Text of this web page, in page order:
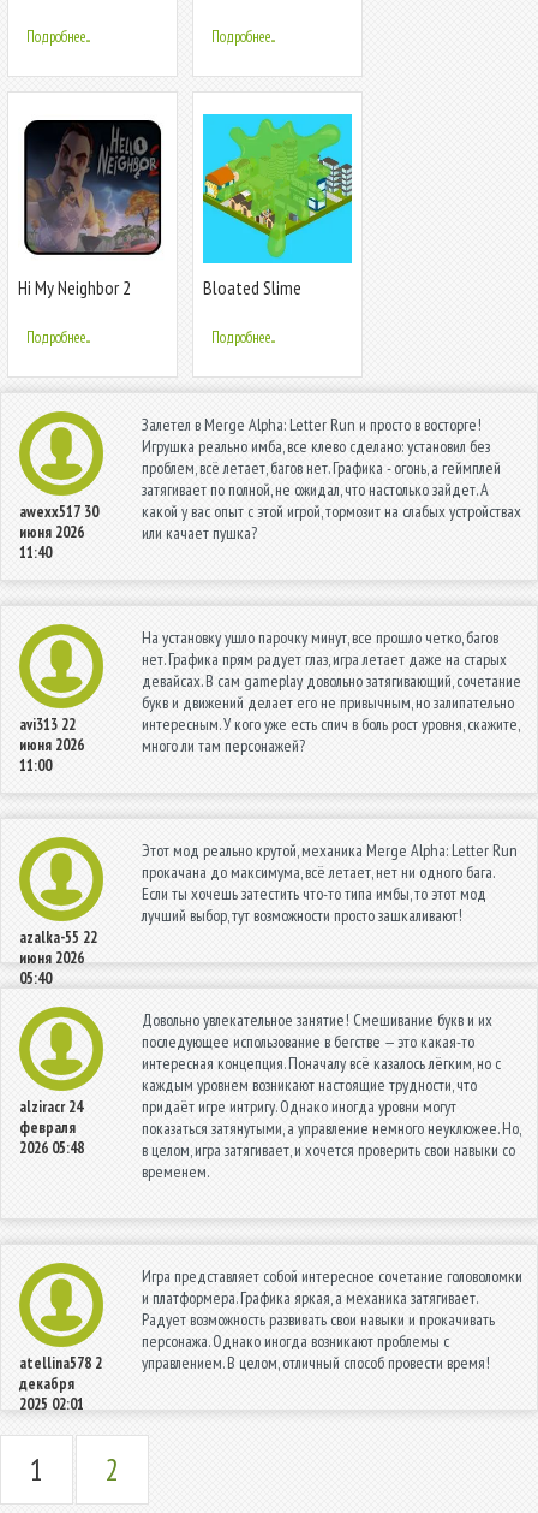
and seek
Подробнее... Подробнее...
Hi My Neighbor 2
Подробнее...
Bloated Slime
Подробнее...
awexx517 30
июня 2026
11:40
Залетел в Merge Alpha: Letter Run и просто в восторге!
Игрушка реально имба, все клево сделано: установил без
проблем, всё летает, багов нет. Графика - огонь, а геймплей
затягивает по полной, не ожидал, что настолько зайдет. А
какой у вас опыт с этой игрой, тормозит на слабых устройствах
или качает пушка?
avi313 22
июня 2026
11:00
На установку ушло парочку минут, все прошло четко, багов
нет. Графика прям радует глаз, игра летает даже на старых
девайсах. В сам gameplay довольно затягивающий, сочетание
букв и движений делает его не привычным, но залипательно
интересным. У кого уже есть спич в боль рост уровня, скажите,
много ли там персонажей?
azalka-55 22
июня 2026
05:40
Этот мод реально крутой, механика Merge Alpha: Letter Run
прокачана до максимума, всё летает, нет ни одного бага.
Если ты хочешь затестить что-то типа имбы, то этот мод
лучший выбор, тут возможности просто зашкаливают!
alziracr 24
февраля
2026 05:48
Довольно увлекательное занятие! Смешивание букв и их
последующее использование в бегстве — это какая-то
интересная концепция. Поначалу всё казалось лёгким, но с
каждым уровнем возникают настоящие трудности, что
придаёт игре интригу. Однако иногда уровни могут
показаться затянутыми, а управление немного неуклюжее. Но,
в целом, игра затягивает, и хочется проверить свои навыки со
временем.
atellina578 2
декабря
2025 02:01
Игра представляет собой интересное сочетание головоломки
и платформера. Графика яркая, а механика затягивает.
Радует возможность развивать свои навыки и прокачивать
персонажа. Однако иногда возникают проблемы с
управлением. В целом, отличный способ провести время!
1 2